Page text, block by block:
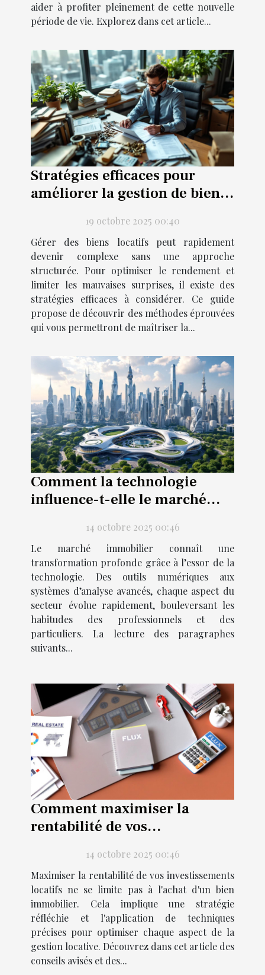
aider à profiter pleinement de cette nouvelle
période de vie. Explorez dans cet article...
Stratégies efficaces pour
améliorer la gestion de biens
19 octobre 2025 00:40
Gérer des biens locatifs peut rapidement
devenir complexe sans une approche
structurée. Pour optimiser le rendement et
limiter les mauvaises surprises, il existe des
stratégies efficaces à considérer. Ce guide
propose de découvrir des méthodes éprouvées
qui vous permettront de maîtriser la...
Comment la technologie
influence-t-elle le marché
14 octobre 2025 00:46
Le marché immobilier connaît une
transformation profonde grâce à l’essor de la
technologie. Des outils numériques aux
systèmes d’analyse avancés, chaque aspect du
secteur évolue rapidement, bouleversant les
habitudes des professionnels et des
particuliers. La lecture des paragraphes
suivants...
Comment maximiser la
rentabilité de vos
14 octobre 2025 00:46
Maximiser la rentabilité de vos investissements
locatifs ne se limite pas à l'achat d'un bien
immobilier. Cela implique une stratégie
réfléchie et l'application de techniques
précises pour optimiser chaque aspect de la
gestion locative. Découvrez dans cet article des
conseils avisés et des...